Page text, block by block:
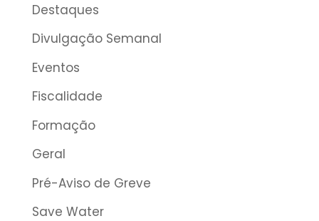
Destaques
Divulgação Semanal
Eventos
Fiscalidade
Formação
Geral
Pré-Aviso de Greve
Save Water